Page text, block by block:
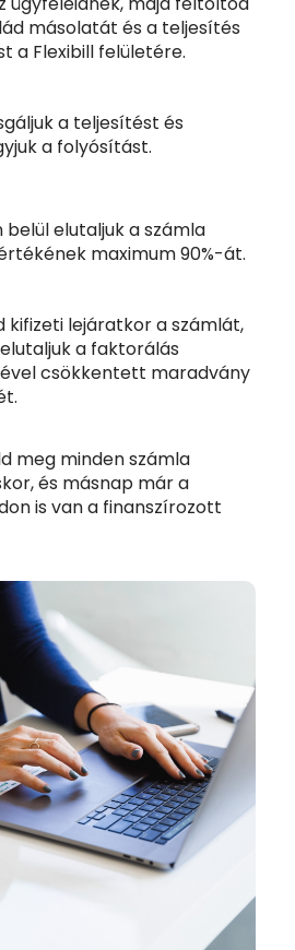
másolatát és a teljesítés
a Flexibill felületére.
a teljesítést és
a folyósítást.
belül elutaljuk a számla
maximum 90%-át.
kifizeti lejáratkor a számlát,
a faktorálás
csökkentett maradvány
meg minden számla
és másnap már a
is van a finanszírozott